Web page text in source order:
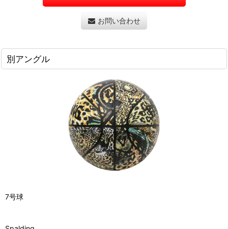
お問い合わせ
別アングル
7号球